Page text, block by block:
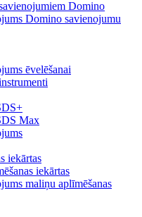
Domino
Domino savienojumu
ēvelēšanai
Max
iekārtas
iekārtas
maliņu aplīmēšanas